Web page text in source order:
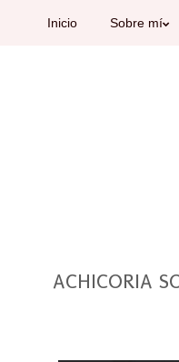
Inicio Sobre mí
ACHICORIA